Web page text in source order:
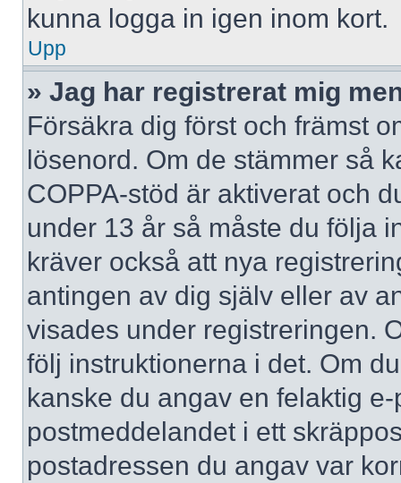
kunna logga in igen inom kort.
Upp
» Jag har registrerat mig
Försäkra dig först och främst
lösenord. Om de stämmer så
COPPA-stöd är aktiverat och
under 13 år så måste du följa
kräver också att nya
antingen av dig själv eller av
visades under registreringen.
följ instruktionerna i det. Om
kanske du angav en felaktig
postmeddelandet i ett
postadressen du angav var